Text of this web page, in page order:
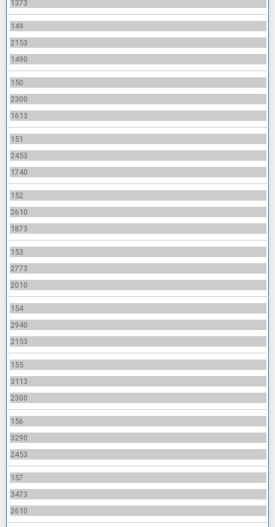
1373
149
2153
1490
150
2300
1613
151
2453
1740
152
2610
1873
153
2773
2010
154
2940
2153
155
3113
2300
156
3290
2453
157
3473
2610